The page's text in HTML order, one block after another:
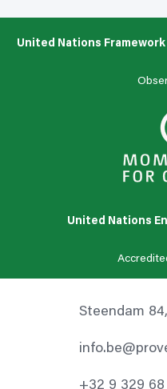
United Nations
United Nations
Steendam
+32 9 329 68